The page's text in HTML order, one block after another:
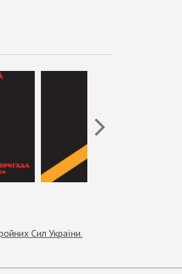
Сил України.